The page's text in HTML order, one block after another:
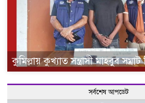
কুমিল্লায় কুখ্যাত সন্ত্রাসী মাহবুব সম্রাট
সর্বশেষ আপডেট